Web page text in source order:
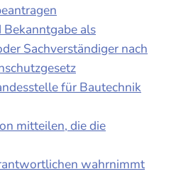
als
Sachverständiger nach
für Bautechnik
mitteilen, die die
wahrnimmt